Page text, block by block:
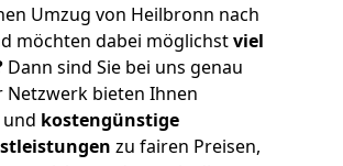
Umzug von Heilbronn nach
möchten dabei möglichstviel
Dann sind Sie bei uns genau
Netzwerk bieten Ihnen
und kostengünstige
zu fairen Preisen,